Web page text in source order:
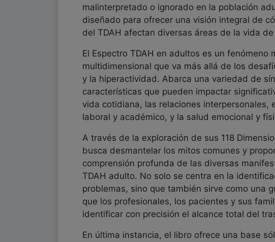
malinterpretado o ignorado en la población
diseñado para ofrecer una visión integral de
del TDAH afectan diversas áreas de la vida
El Espectro TDAH en adultos es un fenómeno
multidimensional que va más allá de los
y la hiperactividad. Abarca una variedad de
características que pueden impactar
vida cotidiana, las relaciones interpersonales,
laboral y académico, y la salud emocional y
A través de la exploración de sus 118
busca desmantelar los mitos comunes y
comprensión profunda de las diversas
TDAH adulto. No solo se centra en la
problemas, sino que también sirve como una
que los profesionales, los pacientes y sus
identificar con precisión el alcance total del
En última instancia, el libro ofrece una base